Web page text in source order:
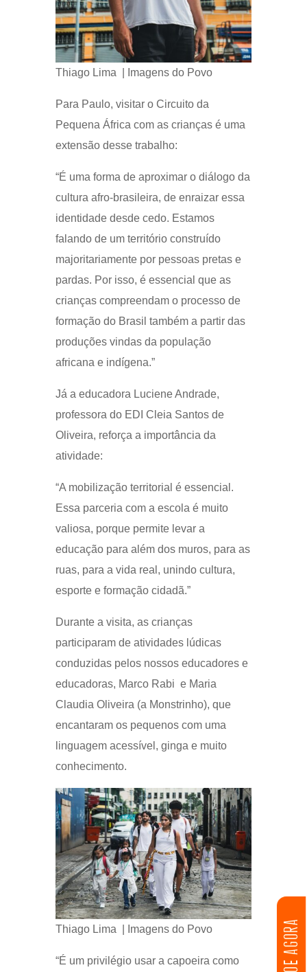
DOE AGORA
Thiago Lima | Imagens do Povo
Para Paulo, visitar o Circuito da
Pequena África com as crianças é uma
extensão desse trabalho:
“É uma forma de aproximar o diálogo da
cultura afro-brasileira, de enraizar essa
identidade desde cedo. Estamos
falando de um território construído
majoritariamente por pessoas pretas e
pardas. Por isso, é essencial que as
crianças compreendam o processo de
formação do Brasil também a partir das
produções vindas da população
africana e indígena.”
Já a educadora Luciene Andrade,
professora do EDI Cleia Santos de
Oliveira, reforça a importância da
atividade:
“A mobilização territorial é essencial.
Essa parceria com a escola é muito
valiosa, porque permite levar a
educação para além dos muros, para as
ruas, para a vida real, unindo cultura,
esporte e formação cidadã.”
Durante a visita, as crianças
participaram de atividades lúdicas
conduzidas pelos nossos educadores e
educadoras, Marco Rabi e Maria
Claudia Oliveira (a Monstrinho), que
encantaram os pequenos com uma
linguagem acessível, ginga e muito
conhecimento.
Thiago Lima | Imagens do Povo
“É um privilégio usar a capoeira como